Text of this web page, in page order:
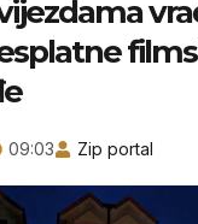
09:03 Zip portal